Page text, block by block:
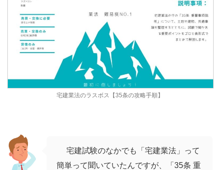
宅建業法のラスボス【35条の攻略手順】
宅建試験のなかでも「宅建業法」って
簡単って聞いていたんですが、「35条 重